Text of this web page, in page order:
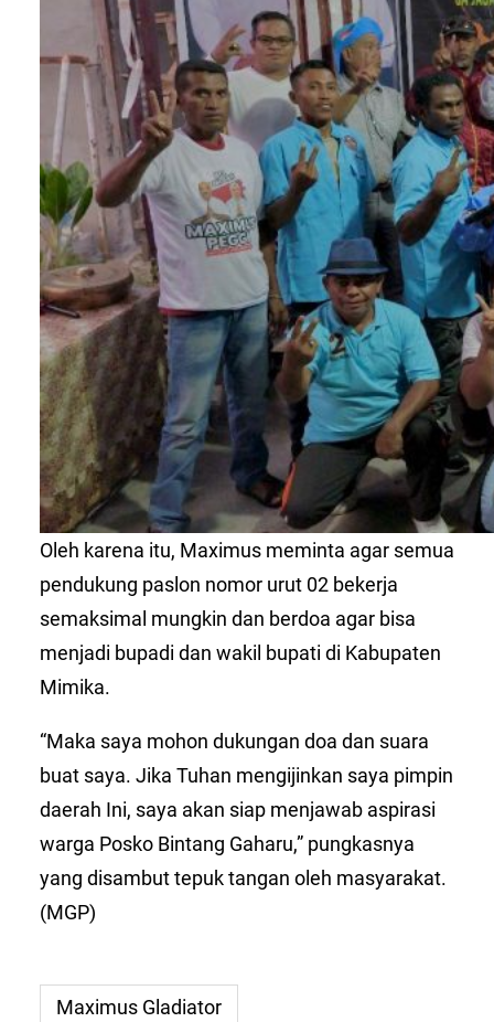
Oleh karena itu, Maximus meminta agar semua
pendukung paslon nomor urut 02 bekerja
semaksimal mungkin dan berdoa agar bisa
menjadi bupadi dan wakil bupati di Kabupaten
Mimika.
“Maka saya mohon dukungan doa dan suara
buat saya. Jika Tuhan mengijinkan saya pimpin
daerah Ini, saya akan siap menjawab aspirasi
warga Posko Bintang Gaharu,” pungkasnya
yang disambut tepuk tangan oleh masyarakat.
(MGP)
Maximus Gladiator